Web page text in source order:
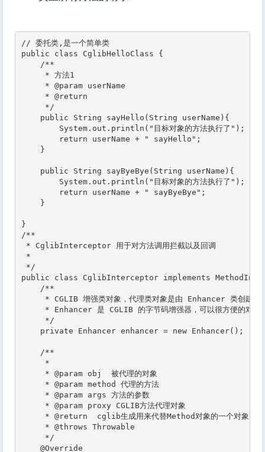
// 委托类,是一个简单类
public class CglibHelloClass {
    /**
     * 方法1
     * @param userName
     * @return
     */
    public String sayHello(String userName){
        System.out.println("目标对象的方法执行了");
        return userName + " sayHello";
    }
    public String sayByeBye(String userName){
        System.out.println("目标对象的方法执行了");
        return userName + " sayByeBye";
    }
}
/**
* CglibInterceptor 用于对方法调用拦截以及回调
*
*/
public class CglibInterceptor implements
    /**
* CGLIB 增强类对象，代理类对象是由 Enhancer 类创建的
* Enhancer 是 CGLIB 的字节码增强器，可以很方便的对类
     */
    private Enhancer enhancer = new Enhancer();
    /**
     *
     * @param obj  被代理的对象
     * @param method 代理的方法
     * @param args 方法的参数
     * @param proxy CGLIB方法代理对象
* @return  cglib生成用来代替Method对象的一个对象，
     * @throws Throwable
     */
    @Override